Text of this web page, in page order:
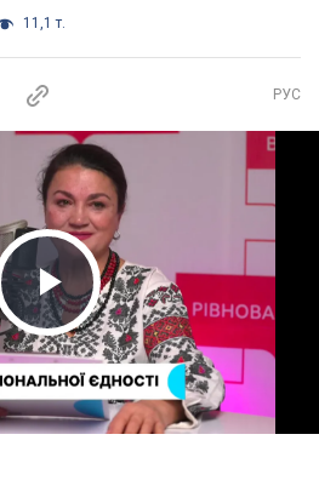
11,1 т.
РУС
Play Video